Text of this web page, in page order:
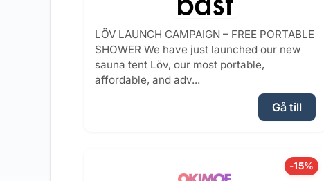
LÖV LAUNCH CAMPAIGN – FREE PORTABLE
SHOWER We have just launched our new
sauna tent Löv, our most portable,
affordable, and adv...
Gå till
-15%